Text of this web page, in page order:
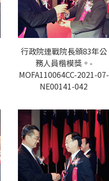
行政院連戰院長頒83年公
務人員楷模獎。-
MOFA110064CC-2021-07-
NE00141-042